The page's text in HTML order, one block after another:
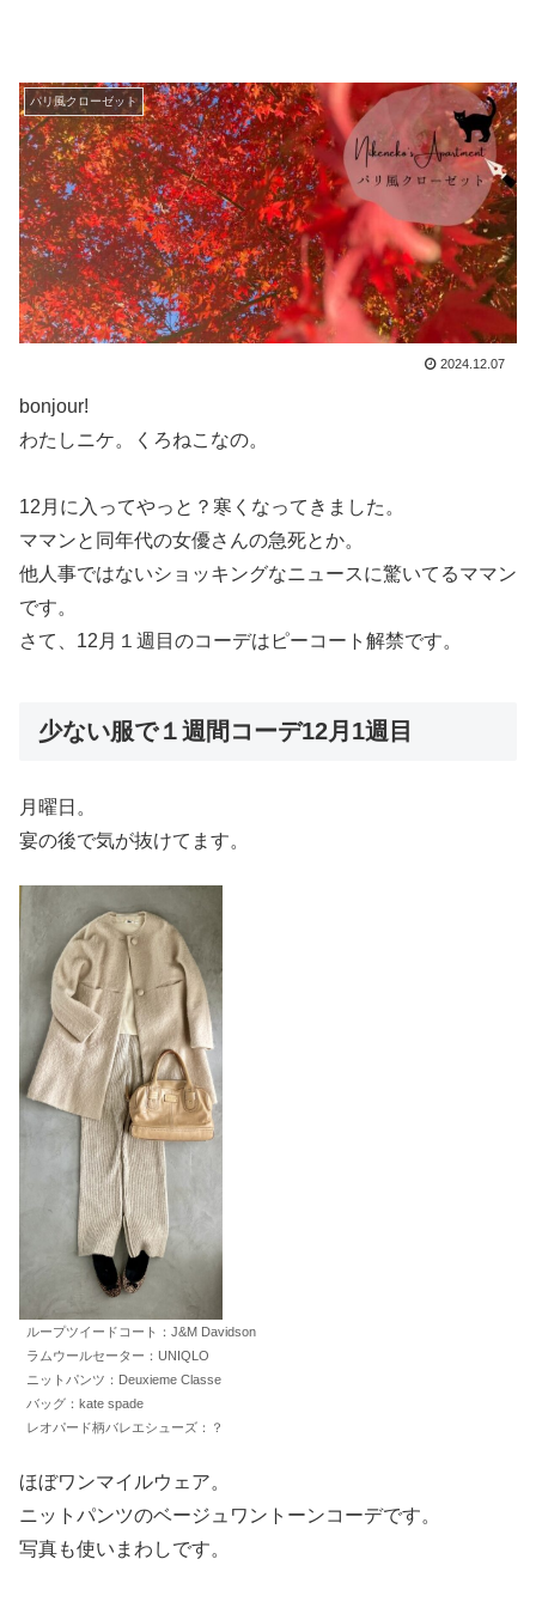
パリ風クローゼット
2024.12.07
bonjour!
わたしニケ。くろねこなの。
12月に入ってやっと？寒くなってきました。
ママンと同年代の女優さんの急死とか。
他人事ではないショッキングなニュースに驚いてるママン
です。
さて、12月１週目のコーデはピーコート解禁です。
少ない服で１週間コーデ12月1週目
月曜日。
宴の後で気が抜けてます。
ループツイードコート：J&M Davidson
ラムウールセーター：UNIQLO
ニットパンツ：Deuxieme Classe
バッグ：kate spade
レオパード柄バレエシューズ：？
ほぼワンマイルウェア。
ニットパンツのベージュワントーンコーデです。
写真も使いまわしです。